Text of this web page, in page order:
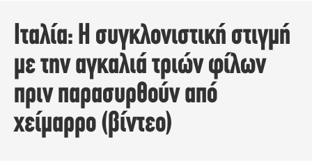
Ιταλία: Η συγκλονιστική στιγμή
με την αγκαλιά τριών φίλων
πριν παρασυρθούν από
χείμαρρο (βίντεο)